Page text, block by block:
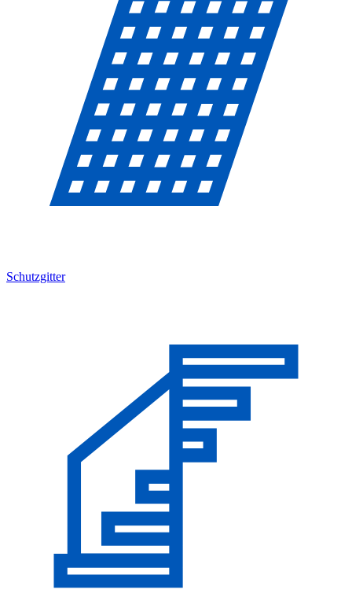
Schutzgitter